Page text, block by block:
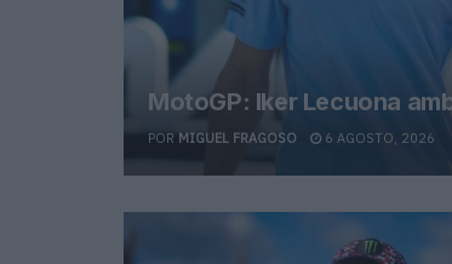
MotoGP: Iker Lecuona
POR MIGUEL FRAGOSO 6 AGOSTO, 2026